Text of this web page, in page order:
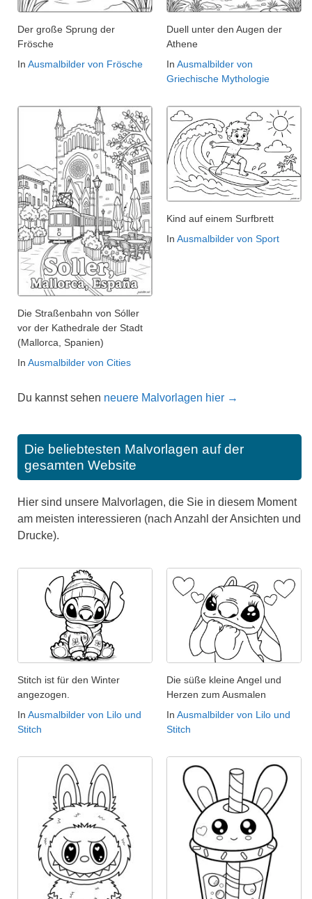
Der große Sprung der
Frösche
In Ausmalbilder von Frösche
Duell unter den Augen der
Athene
In Ausmalbilder von
Griechische Mythologie
Die Straßenbahn von Sóller
vor der Kathedrale der Stadt
(Mallorca, Spanien)
In Ausmalbilder von Cities
Kind auf einem Surfbrett
In Ausmalbilder von Sport
Du kannst sehen neuere Malvorlagen hier →
Die beliebtesten Malvorlagen auf der
gesamten Website
Hier sind unsere Malvorlagen, die Sie in diesem Moment
am meisten interessieren (nach Anzahl der Ansichten und
Drucke).
Stitch ist für den Winter
angezogen.
In Ausmalbilder von Lilo und
Stitch
Die süße kleine Angel und
Herzen zum Ausmalen
In Ausmalbilder von Lilo und
Stitch